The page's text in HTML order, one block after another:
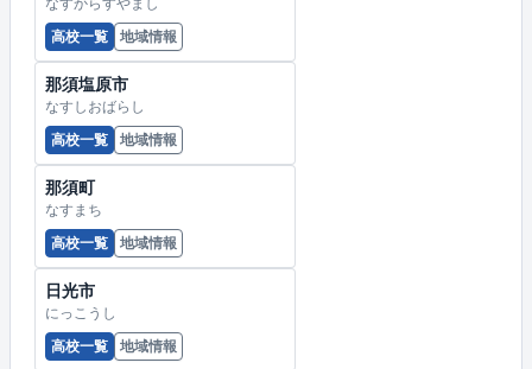
高校一覧
地域情報
那須塩原市
なすしおばらし
高校一覧
地域情報
那須町
なすまち
高校一覧
地域情報
日光市
にっこうし
高校一覧
地域情報